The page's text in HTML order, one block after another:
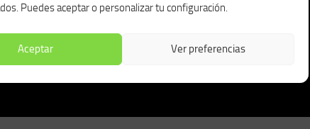
Puedes aceptar o personalizar tu configuración.
Aceptar Ver preferencias